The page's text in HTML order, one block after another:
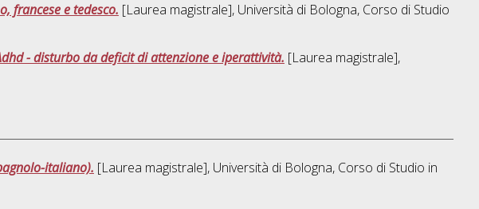
francese e tedesco. [Laurea magistrale], Università di Bologna, Corso di Studio
- disturbo da deficit di attenzione e iperattività. [Laurea magistrale],
italiano). [Laurea magistrale], Università di Bologna, Corso di Studio in